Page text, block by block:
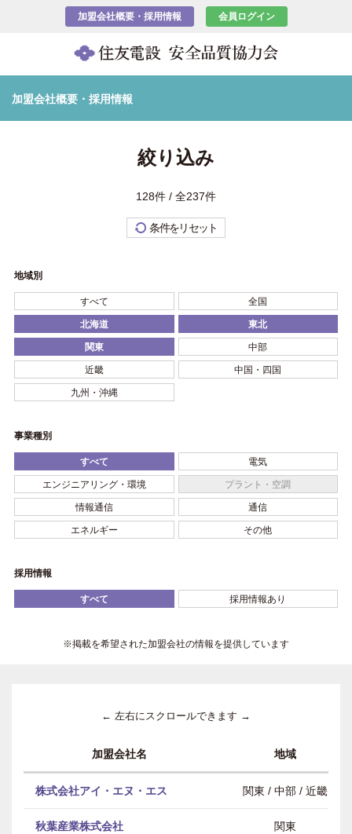
加盟会社概要・採用情報 会員ログイン
加盟会社概要・採用情報
絞り込み
128件 / 全237件
条件をリセット
地域別
すべて 全国
北海道 東北
関東 中部
近畿 中国・四国
九州・沖縄
事業種別
すべて 電気
エンジニアリング・環境 プラント・空調
情報通信 通信
エネルギー その他
採用情報
すべて 採用情報あり
※掲載を希望された加盟会社の情報を提供しています
← 左右にスクロールできます →
加盟会社名 地域
株式会社アイ・エヌ・エス 関東 / 中部 / 近畿
秋葉産業株式会社 関東